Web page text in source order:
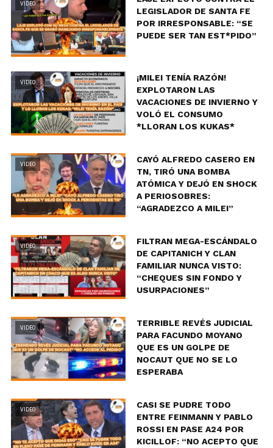
VIDEO
LEGISLADOR DE SANTA FE
POR IRRESPONSABLE: “SE
PUEDE SER TAN EST*PIDO”
VIDEO
¡MILEI TENÍA RAZÓN!
EXPLOTARON LAS
VACACIONES DE INVIERNO Y
VOLÓ EL CONSUMO
*LLORAN LOS KUKAS*
VIDEO
CAYÓ ALFREDO CASERO EN
TN, TIRÓ UNA BOMBA
ATÓMICA Y DEJÓ EN SHOCK
A PERIOSOBRES:
“AGRADEZCO A MILEI”
VIDEO
FILTRAN MEGA-ESCÁNDALO
DE CAPITANICH Y CLAN
FAMILIAR NUNCA VISTO:
“CHEQUES SIN FONDO Y
USURPACIONES”
VIDEO
TERRIBLE REVÉS JUDICIAL
PARA FACUNDO MOYANO
QUE ES UN GOLPE DE
NOCAUT QUE NO SE LO
ESPERABA
VIDEO
CASI SE PUDRE TODO
ENTRE FEINMANN Y PABLO
ROSSI EN PASE A24 POR
KICILLOF: “NO ACEPTO QUE